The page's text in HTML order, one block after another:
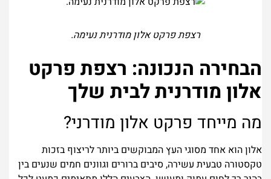
רצפת פרקט אלון מודרנית נעימה.
הבחירה הנכונה: רצפת פרקט
אלון מודרנית לבית שלך
מה מייחד פרקט אלון מודרני?
אלון הוא אחד מסוגי העץ המבוקשים ביותר לריצוף בזכות
טקסטורה טבעית עשירה, סיבים ברורים וגוונים חמים שנעים בין